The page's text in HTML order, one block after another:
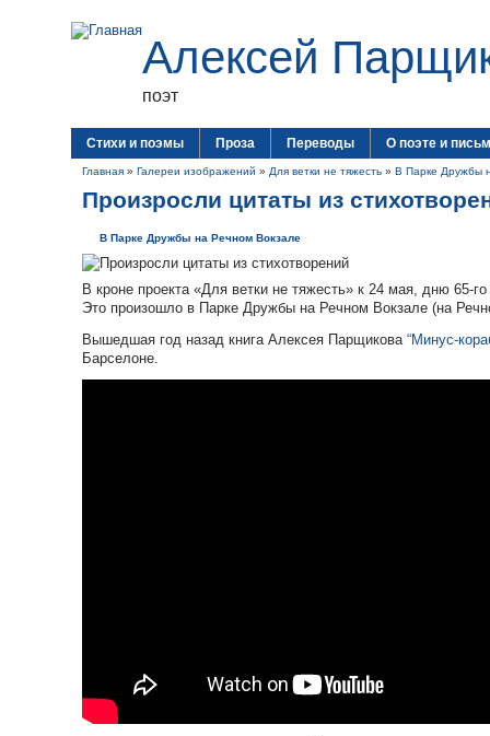
Алексей
поэт
Стихи и поэмы Проза Переводы О поэте и
Главная » Галереи изображений » Для ветки не тяжесть » В Парке Дружбы
Произросли цитаты из
В Парке Дружбы на Речном Вокзале
В кроне проекта «Для ветки не тяжесть» к 24 мая, дню 65-
Это произошло в Парке Дружбы на Речном Вокзале (на
Вышедшая год назад книга Алексея Парщикова “Минус-
Барселоне.